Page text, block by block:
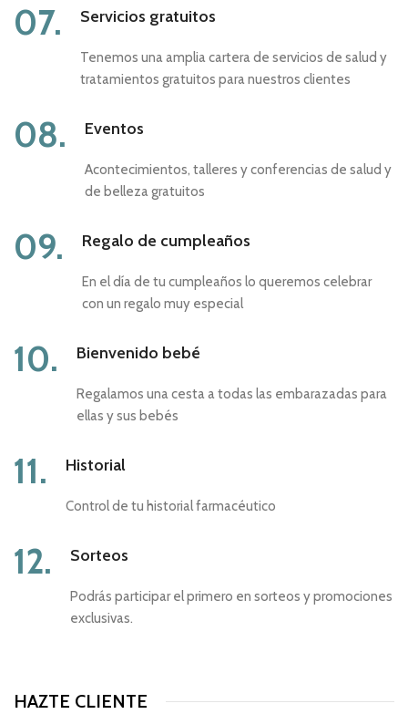
07. Servicios gratuitos
Tenemos una amplia cartera de servicios de salud y
tratamientos gratuitos para nuestros clientes
08. Eventos
Acontecimientos, talleres y conferencias de salud y
de belleza gratuitos
09. Regalo de cumpleaños
En el día de tu cumpleaños lo queremos celebrar
con un regalo muy especial
10. Bienvenido bebé
Regalamos una cesta a todas las embarazadas para
ellas y sus bebés
11. Historial
Control de tu historial farmacéutico
12. Sorteos
Podrás participar el primero en sorteos y promociones
exclusivas.
HAZTE CLIENTE